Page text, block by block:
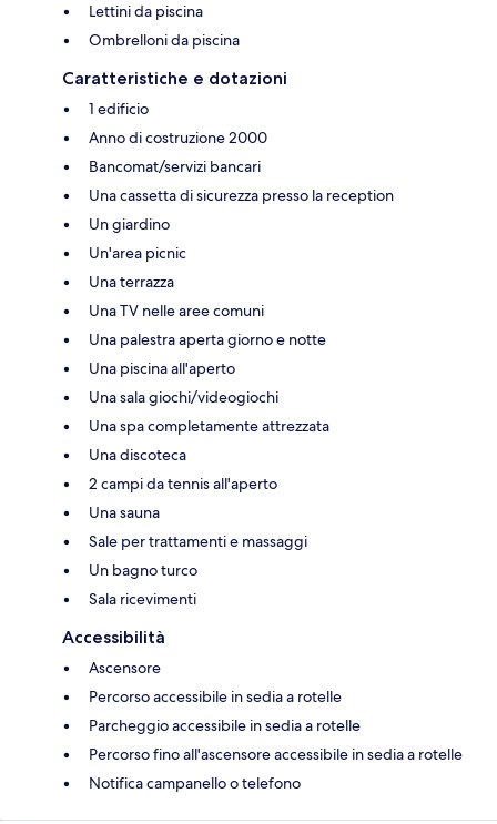
Lettini da piscina
Ombrelloni da piscina
Caratteristiche e dotazioni
1 edificio
Anno di costruzione 2000
Bancomat/servizi bancari
Una cassetta di sicurezza presso la reception
Un giardino
Un'area picnic
Una terrazza
Una TV nelle aree comuni
Una palestra aperta giorno e notte
Una piscina all'aperto
Una sala giochi/videogiochi
Una spa completamente attrezzata
Una discoteca
2 campi da tennis all'aperto
Una sauna
Sale per trattamenti e massaggi
Un bagno turco
Sala ricevimenti
Accessibilità
Ascensore
Percorso accessibile in sedia a rotelle
Parcheggio accessibile in sedia a rotelle
Percorso fino all'ascensore accessibile in sedia a rotelle
Notifica campanello o telefono